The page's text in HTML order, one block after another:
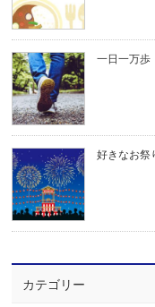
一日一万歩
好きなお祭
カテゴリー